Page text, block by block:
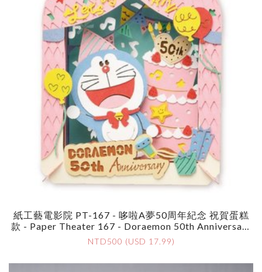
紙工藝電影院 PT-167 - 哆啦A夢50周年紀念 祝賀蛋糕
款 - Paper Theater 167 - Doraemon 50th Anniversary
Celebration With Cake
NTD500 (USD 17.99)